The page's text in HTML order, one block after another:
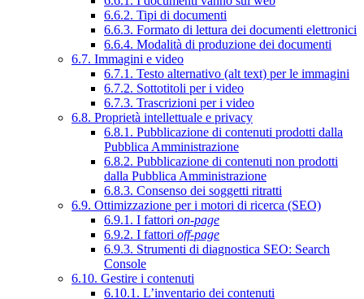
6.6.2. Tipi di documenti
6.6.3. Formato di lettura dei documenti elettronici
6.6.4. Modalità di produzione dei documenti
6.7. Immagini e video
6.7.1. Testo alternativo (alt text) per le immagini
6.7.2. Sottotitoli per i video
6.7.3. Trascrizioni per i video
6.8. Proprietà intellettuale e privacy
6.8.1. Pubblicazione di contenuti prodotti dalla
Pubblica Amministrazione
6.8.2. Pubblicazione di contenuti non prodotti
dalla Pubblica Amministrazione
6.8.3. Consenso dei soggetti ritratti
6.9. Ottimizzazione per i motori di ricerca (SEO)
6.9.1. I fattori on-page
6.9.2. I fattori off-page
6.9.3. Strumenti di diagnostica SEO: Search
Console
6.10. Gestire i contenuti
6.10.1. L’inventario dei contenuti